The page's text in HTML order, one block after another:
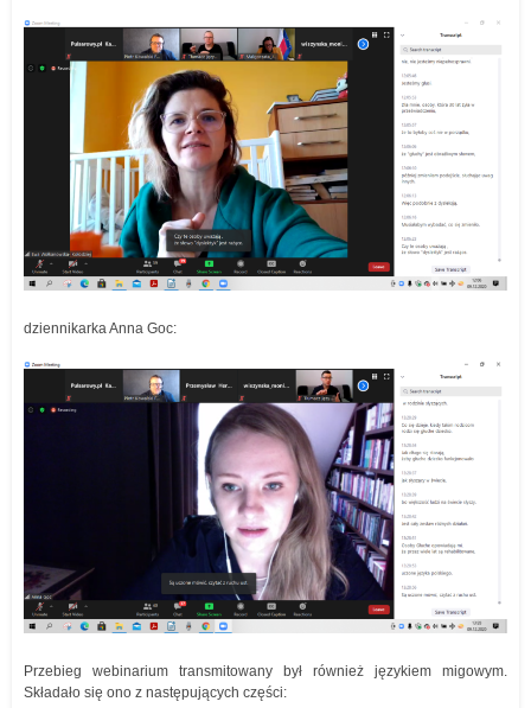
dziennikarka Anna Goc:
Przebieg webinarium transmitowany był również językiem migowym.
Składało się ono z następujących części: